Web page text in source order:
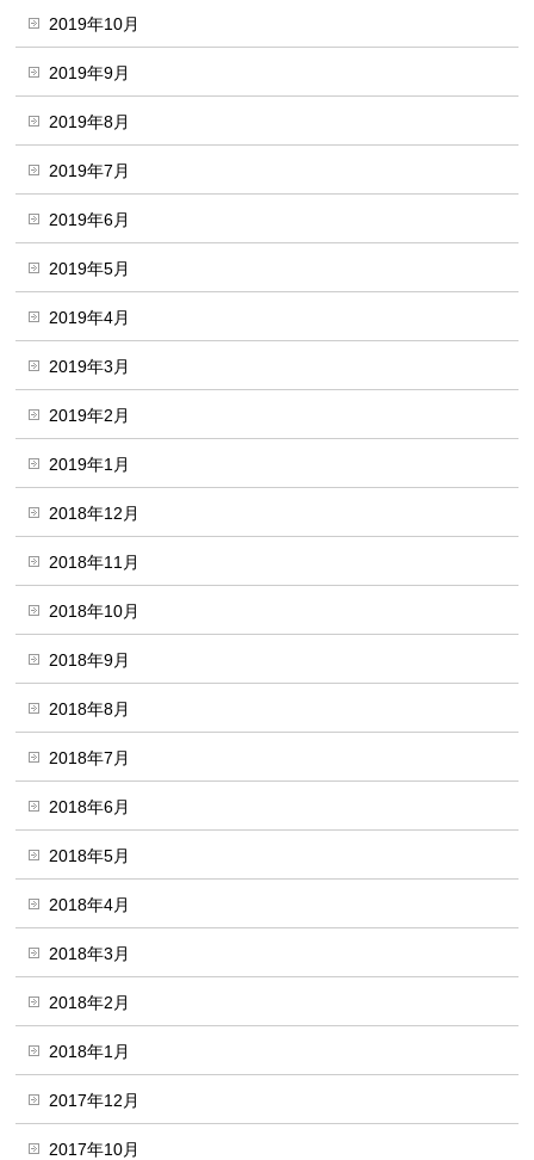
2019年10月
2019年9月
2019年8月
2019年7月
2019年6月
2019年5月
2019年4月
2019年3月
2019年2月
2019年1月
2018年12月
2018年11月
2018年10月
2018年9月
2018年8月
2018年7月
2018年6月
2018年5月
2018年4月
2018年3月
2018年2月
2018年1月
2017年12月
2017年10月